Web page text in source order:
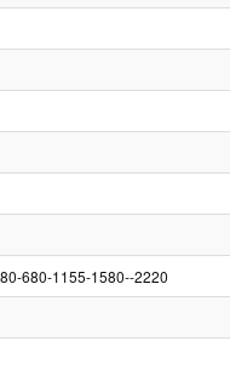
680-1155-1580--2220